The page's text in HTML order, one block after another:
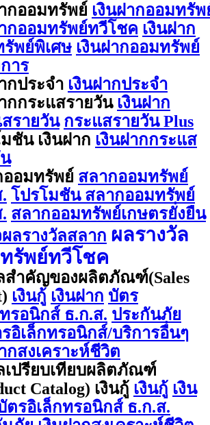
กออมทรัพย์ เงินฝากออมทรัพ
กออมทรัพย์ทวีโชค เงินฝาก
พย์พิเศษ เงินฝากออมทรัพย์
าร
กประจำ เงินฝากประจำ
กกระแสรายวัน เงินฝาก
รายวัน กระแสรายวัน Plus
ชัน เงินฝาก เงินฝากกระแส
ออมทรัพย์ สลากออมทรัพย์
โปรโมชัน สลากออมทรัพย์
สลากออมทรัพย์เกษตรยั่งยืน
ลรางวัลสลาก ผลรางวัล
รัพย์ทวีโชค
สำคัญของผลิตภัณฑ์(Sales
เงินกู้ เงินฝาก บัตร
รอนิกส์ ธ.ก.ส. ประกันภัย
อิเล็กทรอนิกส์/บริการอื่นๆ
กสงเคราะห์ชีวิต
เปรียบเทียบผลิตภัณฑ์
Catalog) เงินกู้ เงินกู้ เงิน
ตรอิเล็กทรอนิกส์ ธ.ก.ส.